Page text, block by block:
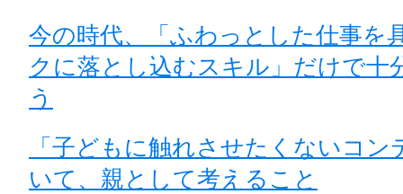
今の時代、「ふわっとした仕事を
クに落とし込むスキル」だけで十
う
「子どもに触れさせたくないコン
いて、親として考えること